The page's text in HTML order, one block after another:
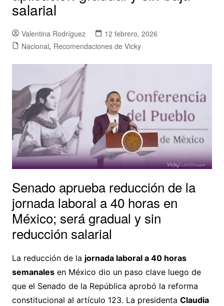
salarial
Valentina Rodríguez
12 febrero, 2026
Nacional, Recomendaciones de Vicky
Senado aprueba reducción de la
jornada laboral a 40 horas en
México; será gradual y sin
reducción salarial
La reducción de la jornada laboral a 40 horas
semanalesen México dio un paso clave luego de
que el Senado de la República aprobó la reforma
constitucional al artículo 123. La presidenta Claudia